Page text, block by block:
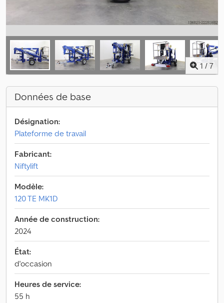
1 / 7
Données de base
Désignation:
Plateforme de travail
Fabricant:
Niftylift
Modèle:
120 TE MK1D
Année de construction:
2024
État:
d'occasion
Heures de service:
55 h